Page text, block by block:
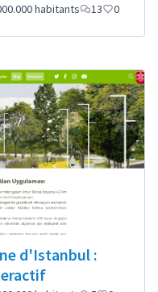
habitants 13 0
d'Istanbul :